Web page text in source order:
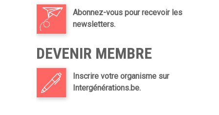
Abonnez-vous pour recevoir les
newsletters.
DEVENIR MEMBRE
Inscrire votre organisme sur
Intergénérations.be.